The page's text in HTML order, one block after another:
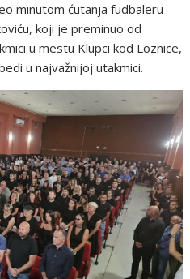
minutom ćutanja fudbaleru
koji je preminuo od
u mestu Klupci kod Loznice,
u najvažnijoj utakmici.